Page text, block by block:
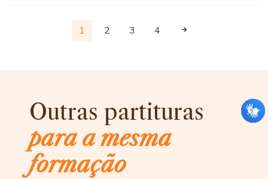
1 2 3 4
Outras partituras
para a mesma
formação